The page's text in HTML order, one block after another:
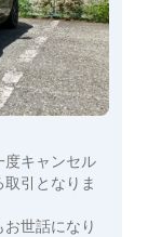
度キャンセル
引となりま
世話になり